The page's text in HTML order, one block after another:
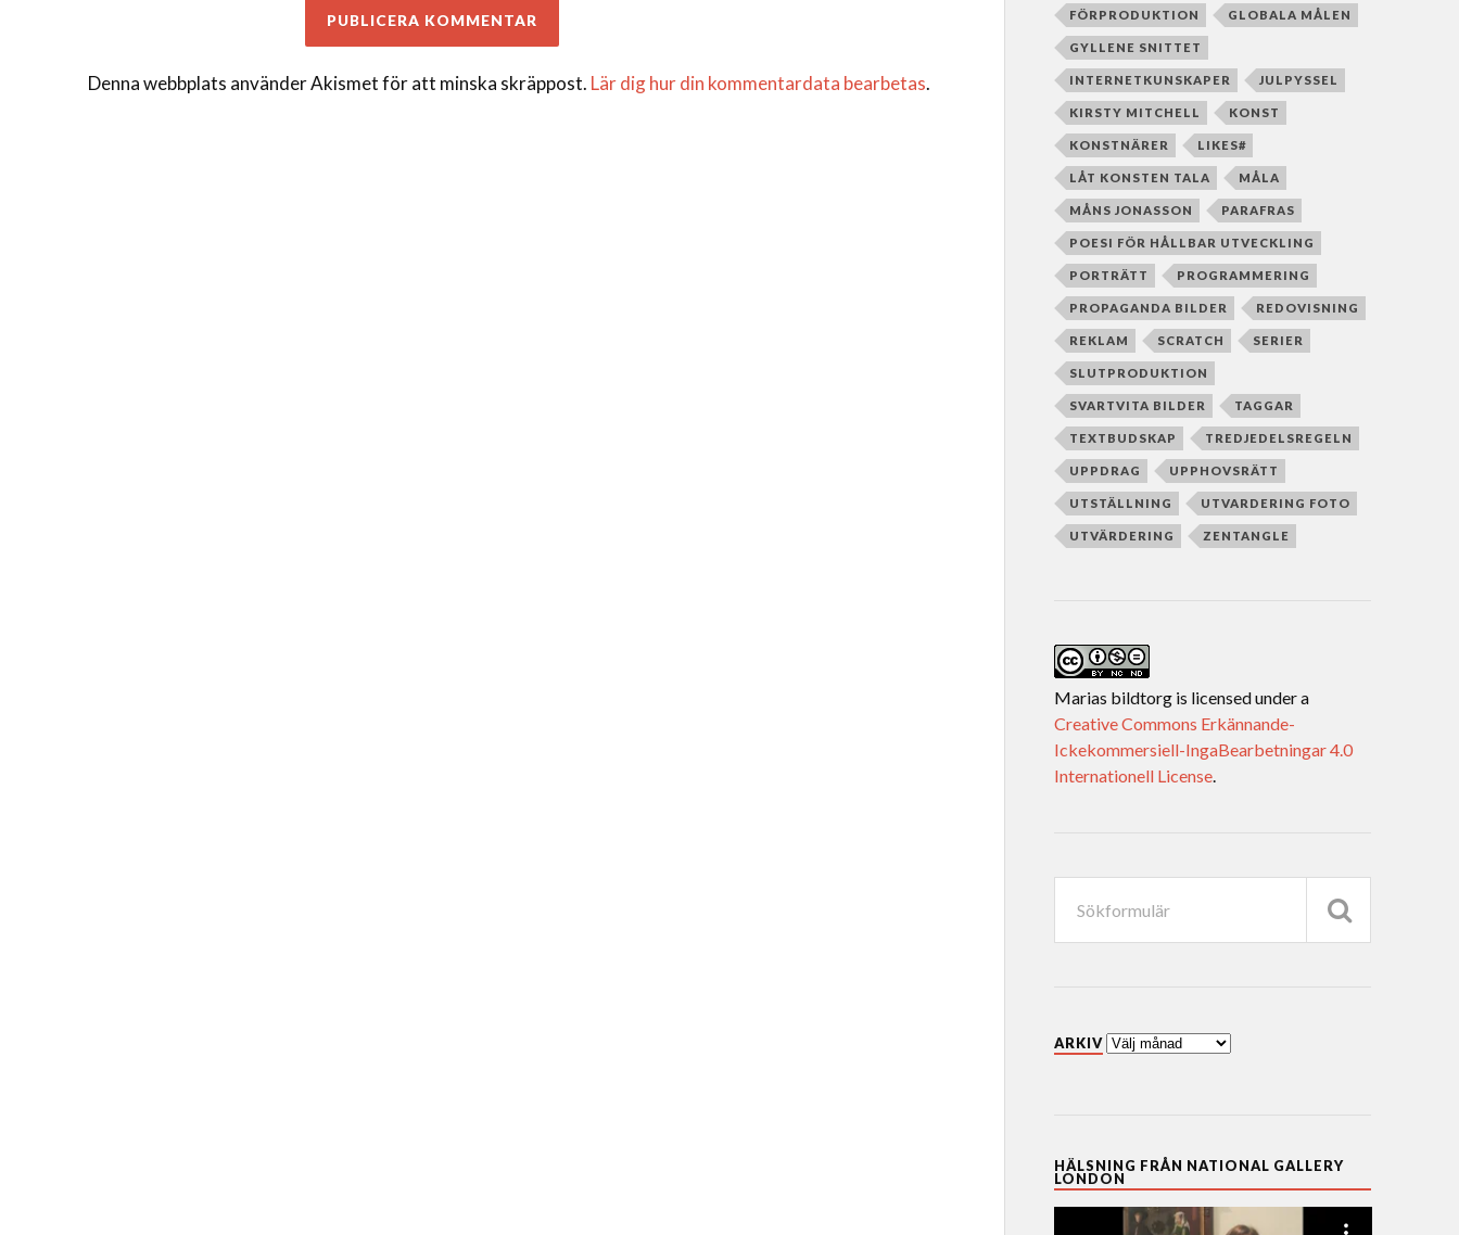
Denna webbplats använder Akismet för att minska skräppost. Lär dig hur din kommentardata bearbetas.
FÖRPRODUKTION GLOBALA MÅLEN
GYLLENE SNITTET
INTERNETKUNSKAPER JULPYSSEL
KIRSTY MITCHELL KONST
KONSTNÄRER LIKES#
LÅT KONSTEN TALA MÅLA
MÅNS JONASSON PARAFRAS
POESI FÖR HÅLLBAR UTVECKLING
PORTRÄTT PROGRAMMERING
PROPAGANDA BILDER REDOVISNING
REKLAM SCRATCH SERIER
SLUTPRODUKTION
SVARTVITA BILDER TAGGAR
TEXTBUDSKAP TREDJEDELSREGELN
UPPDRAG UPPHOVSRÄTT
UTSTÄLLNING UTVARDERING FOTO
UTVÄRDERING ZENTANGLE
Marias bildtorgis licensed under a
Creative Commons Erkännande-
Ickekommersiell-IngaBearbetningar 4.0
Internationell License.
ARKIV
HÄLSNING FRÅN NATIONAL GALLERY
LONDON
Videospelare